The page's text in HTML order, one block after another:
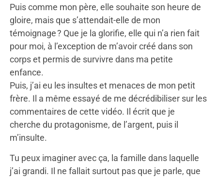
Puis comme mon père, elle souhaite son heure de
gloire, mais que s’attendait-elle de mon
témoignage ? Que je la glorifie, elle qui n’a rien fait
pour moi, à l’exception de m’avoir créé dans son
corps et permis de survivre dans ma petite
enfance.
Puis, j’ai eu les insultes et menaces de mon petit
frère. Il a même essayé de me décrédibiliser sur les
commentaires de cette vidéo. Il écrit que je
cherche du protagonisme, de l’argent, puis il
m’insulte.
Tu peux imaginer avec ça, la famille dans laquelle
j’ai grandi. Il ne fallait surtout pas que je parle, que